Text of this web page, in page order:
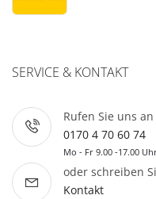
SERVICE & KONTAKT
Rufen Sie uns
0170 4 70 60 74
Mo - Fr 9.00 -17.00
oder schreiben
Kontakt